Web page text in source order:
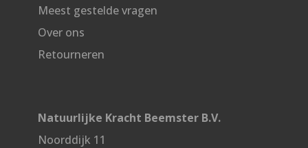
Meest gestelde vragen
Over ons
Retourneren
Natuurlijke Kracht Beemster B.V.
Noorddijk 11